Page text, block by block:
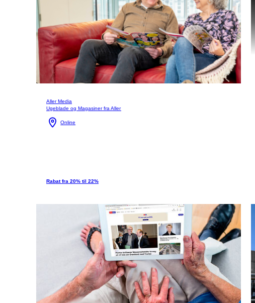
Aller Media
Ugeblade og Magasiner fra Aller
Online
Rabat fra 20% til 22%